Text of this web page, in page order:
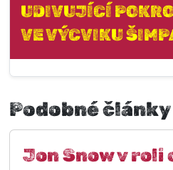
UDIVUJÍCÍ
VE VÝCVIKU
Podobné články
Jon Snow v roli